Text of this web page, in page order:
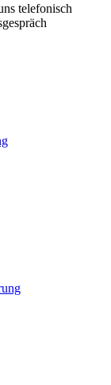
telefonisch